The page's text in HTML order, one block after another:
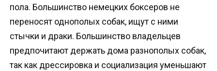
пола. Большинство немецких боксеров не
переносят однополых собак, ищут с ними
стычки и драки. Большинство владельцев
предпочитают держать дома разнополых собак,
так как дрессировка и социализация уменьшают